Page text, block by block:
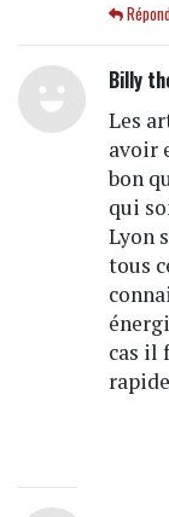
Billy
Les
avoir
bon
qui
Lyon
tous
cas il